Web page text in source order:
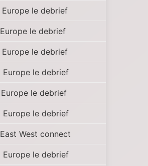
Europe le debrief
Europe le debrief
Europe le debrief
Europe le debrief
Europe le debrief
Europe le debrief
East West connect
Europe le debrief